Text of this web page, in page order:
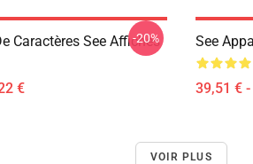
Caractères See Affiches
€
-20% See
39,51 €
VOIR PLUS